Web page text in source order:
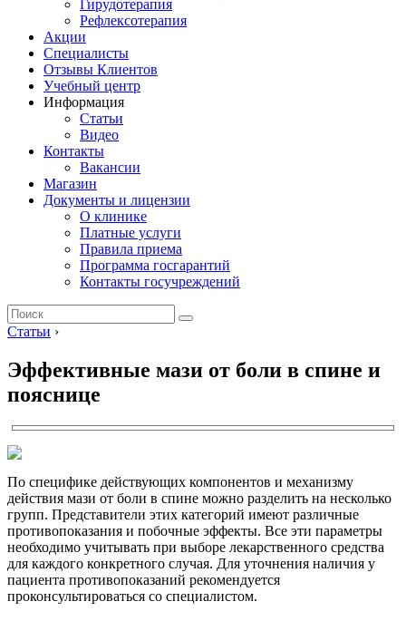
Гирудотерапия
Рефлексотерапия
Акции
Специалисты
Отзывы Клиентов
Учебный центр
Информация
Статьи
Видео
Контакты
Вакансии
Магазин
Документы и лицензии
О клинике
Платные услуги
Правила приема
Программа госгарантий
Контакты госучреждений
Статьи ›
Эффективные мази от боли в спине и
пояснице
По специфике действующих компонентов и механизму
действия мази от боли в спине можно разделить на несколько
групп. Представители этих категорий имеют различные
противопоказания и побочные эффекты. Все эти параметры
необходимо учитывать при выборе лекарственного средства
для каждого конкретного случая. Для уточнения наличия у
пациента противопоказаний рекомендуется
проконсультироваться со специалистом.